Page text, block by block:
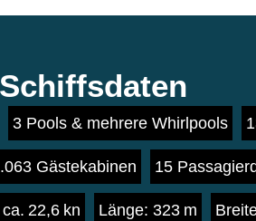
Schiffsdaten
3 Pools & mehrere Whirlpools
Gästekabinen 15
22,6 kn Länge: 323 m